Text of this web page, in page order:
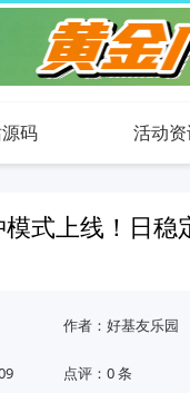
码 活动
式上线！日稳
作者：好基友乐园
点评：0 条